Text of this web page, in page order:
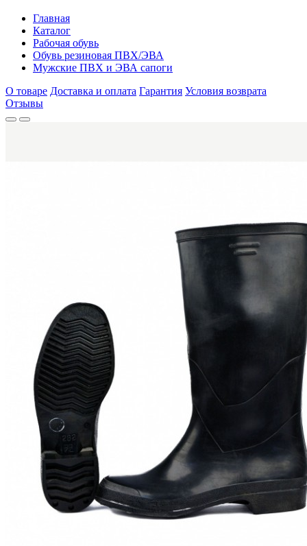
Главная
Каталог
Рабочая обувь
Обувь резиновая ПВХ/ЭВА
Мужские ПВХ и ЭВА сапоги
О товаре Доставка и оплата Гарантия Условия возврата
Отзывы